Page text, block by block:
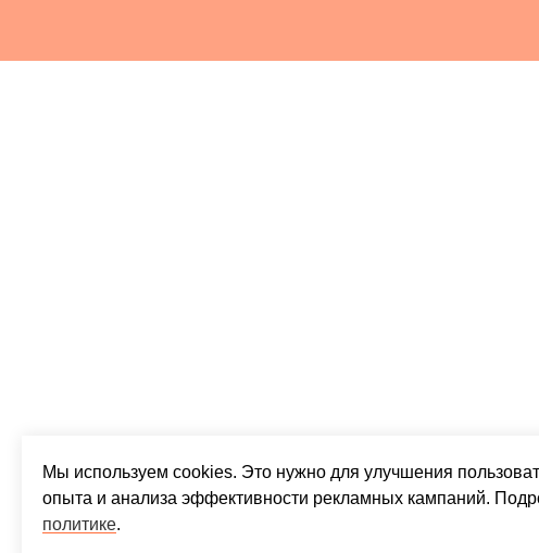
Мы используем cookies. Это нужно для улучшения
опыта и анализа эффективности рекламных кампаний.
политике.